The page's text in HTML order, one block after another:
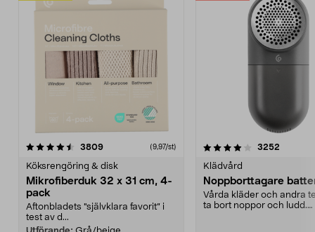
3809recensioner (9,97/st)
Köksrengöring & disk
Mikrofiberduk 32 x 31 cm, 4-
pack
Aftonbladets "självklara favorit” i
test av d...
4.0av 5 stjärnor 3252
Klädvård
Noppborttagare
Vårda kläder och andra
ta bort noppor och ludd.
4.5av 5 stjärnor